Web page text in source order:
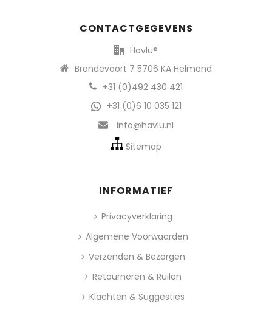
CONTACTGEGEVENS
Havlu®
Brandevoort 7 5706 KA Helmond
+31 (0)492 430 421
+31 (0)6 10 035 121
info@havlu.nl
Sitemap
INFORMATIEF
Privacyverklaring
Algemene Voorwaarden
Verzenden & Bezorgen
Retourneren & Ruilen
Klachten & Suggesties